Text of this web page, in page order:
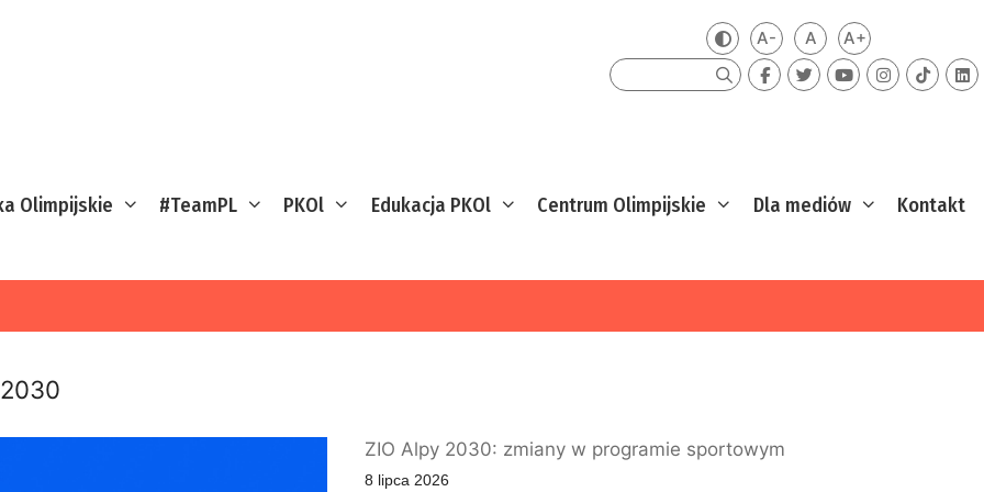
Zmień kontrast
A-Mniejsza czcionka
ADomyślna czcionka
A+Większa
Szukaj
Olimpijskie #TeamPL PKOl Edukacja PKOl Centrum Olimpijskie Dla mediów Kontakt
ZIO Alpy 2030: zmiany w programie sportowym
8 lipca 2026